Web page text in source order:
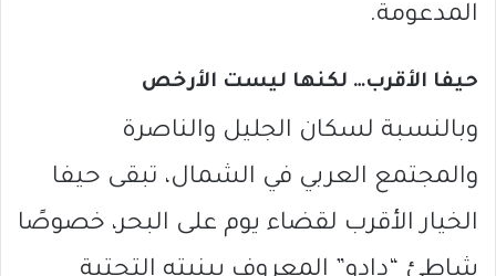
المدعومة.
حيفا الأقرب… لكنها ليست الأرخص
وبالنسبة لسكان الجليل والناصرة
والمجتمع العربي في الشمال، تبقى حيفا
الخيار الأقرب لقضاء يوم على البحر، خصوصًا